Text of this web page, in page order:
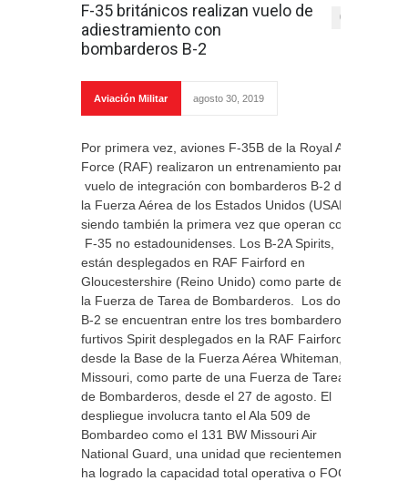
F-35 británicos realizan vuelo de
adiestramiento con
bombarderos B-2
0
Aviación Militar agosto 30, 2019
Por primera vez, aviones F-35B de la Royal Air
Force (RAF) realizaron un entrenamiento para
vuelo de integración con bombarderos B-2 de
la Fuerza Aérea de los Estados Unidos (USAF)
siendo también la primera vez que operan con
F-35 no estadounidenses. Los B-2A Spirits,
están desplegados en RAF Fairford en
Gloucestershire (Reino Unido) como parte de
la Fuerza de Tarea de Bombarderos. Los dos
B-2 se encuentran entre los tres bombarderos
furtivos Spirit desplegados en la RAF Fairford
desde la Base de la Fuerza Aérea Whiteman,
Missouri, como parte de una Fuerza de Tarea
de Bombarderos, desde el 27 de agosto. El
despliegue involucra tanto el Ala 509 de
Bombardeo como el 131 BW Missouri Air
National Guard, una unidad que recientemente
ha logrado la capacidad total operativa o FOC